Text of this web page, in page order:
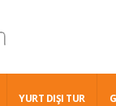
YURT DIŞI TUR